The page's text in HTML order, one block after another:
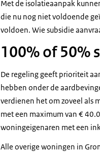
Met de isolatieaanpak
die nu nog niet voldoende
voldoen. Wie subsidie
100% of 50%
De regeling geeft prioriteit
hebben onder de
verdienen het om zoveel als
met een maximum van €
woningeigenaren met een
Alle overige woningen in